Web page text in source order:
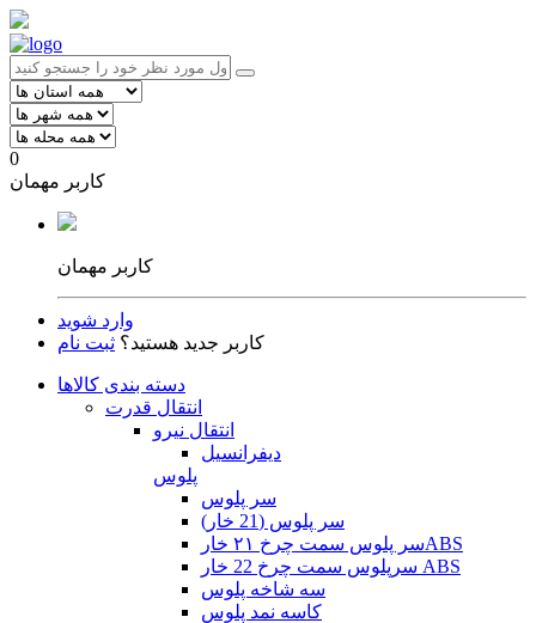
0
کاربر مهمان
کاربر مهمان
وارد شوید
کاربر جدید هستید؟ ثبت نام
دسته بندی کالاها
انتقال قدرت
انتقال نیرو
دیفرانسیل
پلوس
سر پلوس
سر پلوس (21 خار)
سر پلوس سمت چرخ ۲۱ خارABS
سرپلوس سمت چرخ 22 خار ABS
سه شاخه پلوس
کاسه نمد پلوس